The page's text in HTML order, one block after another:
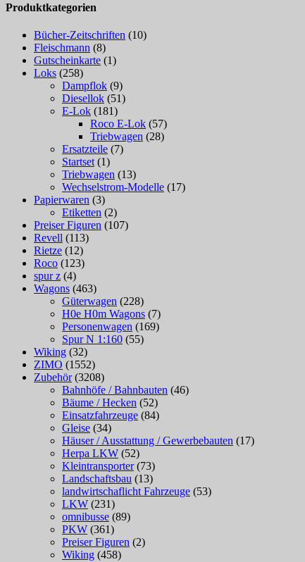
Produktkategorien
Bücher-Zeitschriften (10)
Fleischmann (8)
Gutscheinkarte (1)
Loks (258)
Dampflok (9)
Diesellok (51)
E-Lok (181)
Roco E-Lok (57)
Triebwagen (28)
Ersatzteile (7)
Startset (1)
Triebwagen (13)
Wechselstrom-Modelle (17)
Papierwaren (3)
Etiketten (2)
Preiser Figuren (107)
Revell (113)
Rietze (12)
Roco (123)
spur z (4)
Wagons (463)
Güterwagen (228)
H0e H0m Wagons (7)
Personenwagen (169)
Spur N 1:160 (55)
Wiking (32)
ZIMO (1552)
Zubehör (3208)
Bahnhöfe / Bahnbauten (46)
Bäume / Hecken (52)
Einsatzfahrzeuge (84)
Gleise (34)
Häuser / Ausstattung / Gewerbebauten (17)
Herpa LKW (52)
Kleintransporter (73)
Landschaftsbau (13)
landwirtschaflicht Fahrzeuge (53)
LKW (231)
omnibusse (89)
PKW (361)
Preiser Figuren (2)
Wiking (458)